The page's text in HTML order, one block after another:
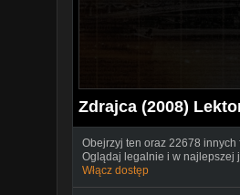
Zdrajca (2008)
Obejrzyj ten oraz 22678
Oglądaj legalnie i w najlepszej
Włącz dostęp